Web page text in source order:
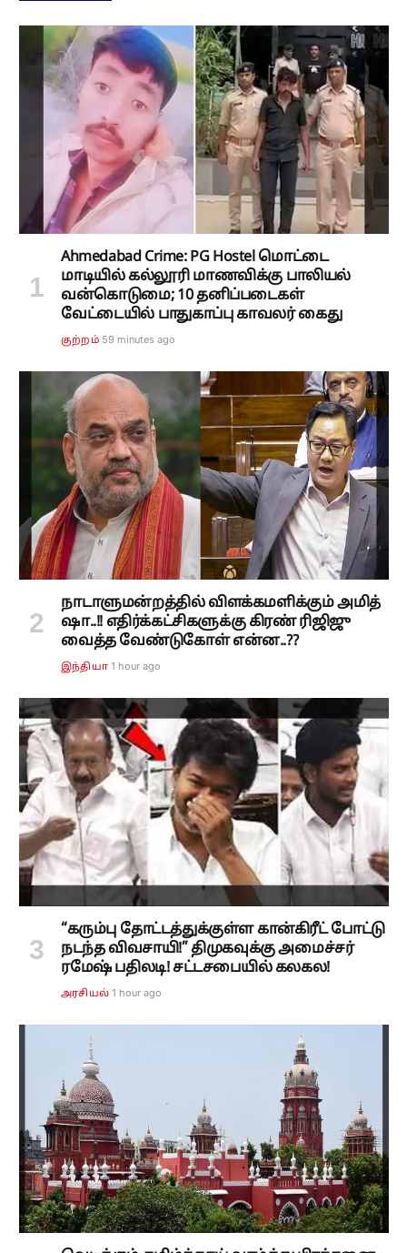
Ahmedabad Crime: PG Hostel மொட்டை
மாடியில் கல்லூரி மாணவிக்கு பாலியல்
வன்கொடுமை; 10 தனிப்படைகள்
வேட்டையில் பாதுகாப்பு காவலர் கைது
குற்றம் 59 minutes ago
நாடாளுமன்றத்தில் விளக்கமளிக்கும் அமித்
ஷா..!! எதிர்க்கட்சிகளுக்கு கிரண் ரிஜிஜு
வைத்த வேண்டுகோள் என்ன..??
இந்தியா 1 hour ago
“கரும்பு தோட்டத்துக்குள்ள கான்கிரீட் போட்டு
நடந்த விவசாயி!” திமுகவுக்கு அமைச்சர்
ரமேஷ் பதிலடி! சட்டசபையில் கலகல!
அரசியல் 1 hour ago